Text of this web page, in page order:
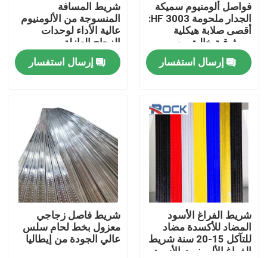
منتجات
أشرطة فيديو
معلومات عنا
جولة في المعمل
رقابة جودة
اتصل بنا
فواصل ألومنيوم سميكة
الجدار ملحومة HF 3003:
أقصى صلابة هيكلية
وموثوقية خالية من
الضبابية لوحدات IGU
المتميزةإرسال استفسار
شريط المسافة
المنسوجة من الألومنيوم
عالية الأداء لوحدات
الزجاج العازلة
إرسال استفسار
شريط الفراغ الأسود
المضاد للأكسدة مضاد
للتآكل 15-20 سنة شريط
الفراغ الألومنيوم الأسود
شريط فاصل زجاجي
معزول بخط لحام سلس
عالي الجودة من إيطاليا